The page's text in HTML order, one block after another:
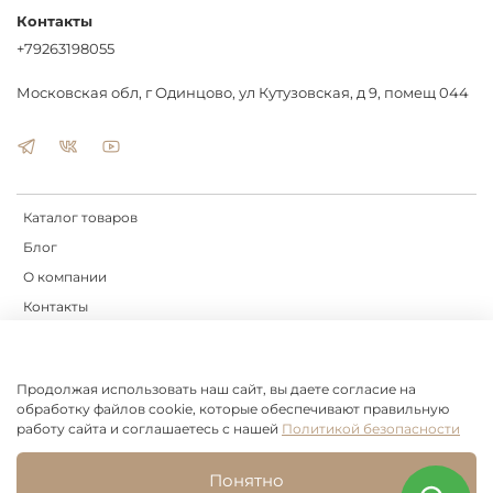
Домашней выпечки
Пекарен
Начинающих хлебопеков
📦 Доставка по всей России
🔄 Гарантия качества
Каталог товаров
Блог
О компании
Контакты
Оферта и политика конфиденциальности
Условия обмена и возврата
Контакты
+79263198055
Московская обл, г Одинцово, ул Кутузовская, д 9, помещ 044
Продолжая использовать наш сайт, вы даете согласие на
обработку файлов cookie, которые обеспечивают правильную
работу сайта и соглашаетесь с нашей Политикой безопасности
Понятно